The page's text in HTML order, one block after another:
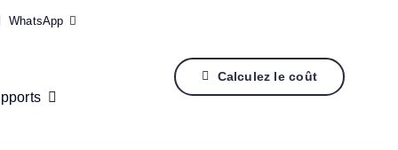
WhatsApp
Calculez le coût